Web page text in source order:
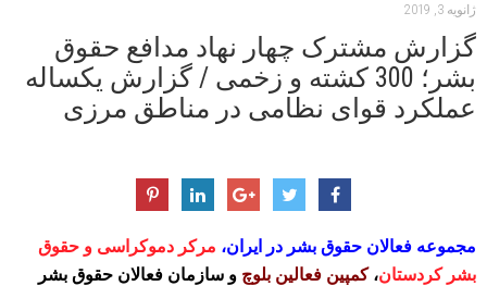
ژانویه 3, 2019
گزارش مشترک چهار نهاد مدافع حقوق
بشر؛ 300 کشته و زخمی / گزارش یکساله
عملکرد قوای نظامی در مناطق مرزی
مجموعه فعالان حقوق بشر در ایران، مرکر دموکراسی و حقوق
بشر کردستان،کمپین فعالین بلوچ و سازمان فعالان حقوق بشر